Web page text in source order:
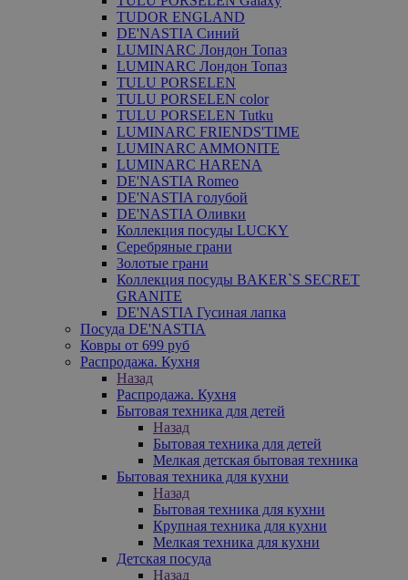
TUDOR ENGLAND
DE'NASTIA Синий
LUMINARC Лондон Топаз
LUMINARC Лондон Топаз
TULU PORSELEN
TULU PORSELEN color
TULU PORSELEN Tutku
LUMINARC FRIENDS'TIME
LUMINARC AMMONITE
LUMINARC HARENA
DE'NASTIA Romeo
DE'NASTIA голубой
DE'NASTIA Оливки
Коллекция посуды LUCKY
Серебряные грани
Золотые грани
Коллекция посуды BAKER`S SECRET
GRANITE
DE'NASTIA Гусиная лапка
Посуда DE'NASTIA
Ковры от 699 руб
Распродажа. Кухня
Назад
Распродажа. Кухня
Бытовая техника для детей
Назад
Бытовая техника для детей
Мелкая детская бытовая техника
Бытовая техника для кухни
Назад
Бытовая техника для кухни
Крупная техника для кухни
Мелкая техника для кухни
Детская посуда
Назад